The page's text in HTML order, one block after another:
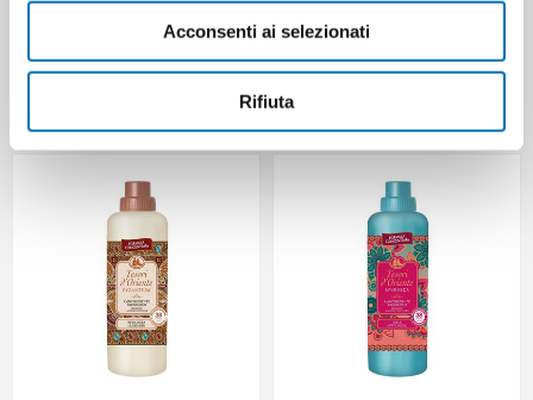
Acconsenti ai selezionati
Rifiuta
TESORI D'ORIENTE
Tesori d'Oriente